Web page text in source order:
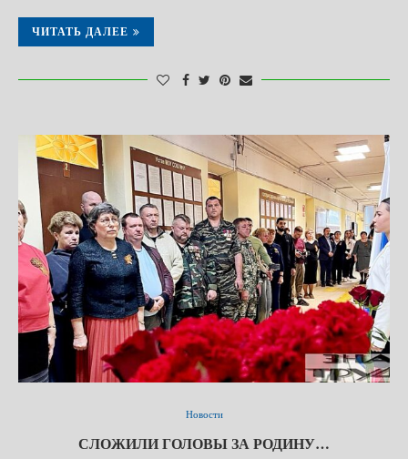
ЧИТАТЬ ДАЛЕЕ
Новости
СЛОЖИЛИ ГОЛОВЫ ЗА РОДИНУ…